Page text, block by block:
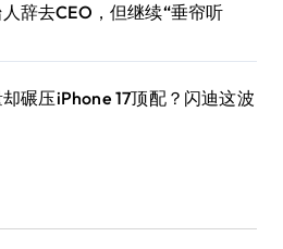
辞去CEO，但继续“垂帘听
碾压iPhone 17顶配？闪迪这波